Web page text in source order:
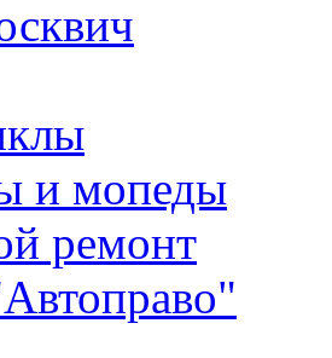
и мопеды
ремонт